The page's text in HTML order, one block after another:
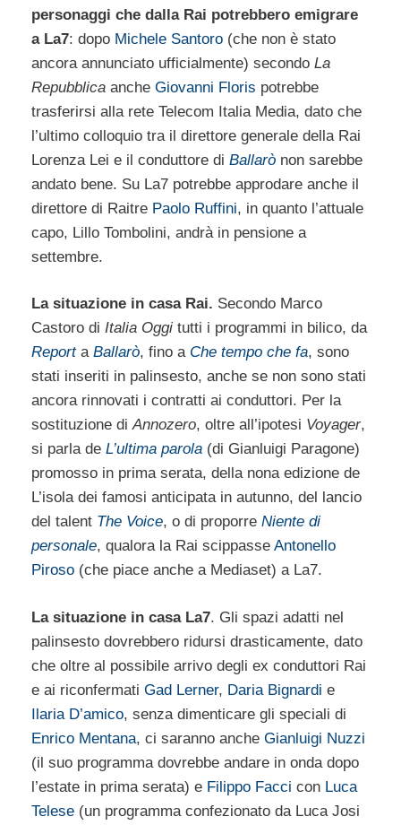
personaggi che dalla Rai potrebbero emigrare
a La7: dopo Michele Santoro (che non è stato
ancora annunciato ufficialmente) secondo La
Repubblica anche Giovanni Floris potrebbe
trasferirsi alla rete Telecom Italia Media, dato che
l’ultimo colloquio tra il direttore generale della Rai
Lorenza Lei e il conduttore di Ballarò non sarebbe
andato bene. Su La7 potrebbe approdare anche il
direttore di Raitre Paolo Ruffini, in quanto l’attuale
capo, Lillo Tombolini, andrà in pensione a
settembre.
La situazione in casa Rai. Secondo Marco
Castoro di Italia Oggi tutti i programmi in bilico, da
Reporta Ballarò, fino a Che tempo che fa, sono
stati inseriti in palinsesto, anche se non sono stati
ancora rinnovati i contratti ai conduttori. Per la
sostituzione diAnnozero, oltre all’ipotesi Voyager,
si parla de L’ultima parola (di Gianluigi Paragone)
promosso in prima serata, della nona edizione de
L’isola dei famosi anticipata in autunno, del lancio
del talent The Voice, o di proporre Niente di
personale, qualora la Rai scippasse Antonello
Piroso (che piace anche a Mediaset) a La7.
La situazione in casa La7. Gli spazi adatti nel
palinsesto dovrebbero ridursi drasticamente, dato
che oltre al possibile arrivo degli ex conduttori Rai
e ai riconfermati Gad Lerner, Daria Bignardi e
Ilaria D’amico, senza dimenticare gli speciali di
Enrico Mentana, ci saranno anche Gianluigi Nuzzi
(il suo programma dovrebbe andare in onda dopo
l’estate in prima serata) e Filippo Facci con Luca
Telese (un programma confezionato da Luca Josi